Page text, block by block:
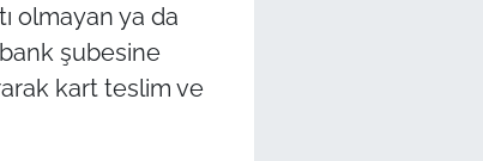
olmayan ya da
şubesine
kart teslim ve